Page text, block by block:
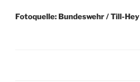
Fotoquelle: Bundeswehr / Till-Hey